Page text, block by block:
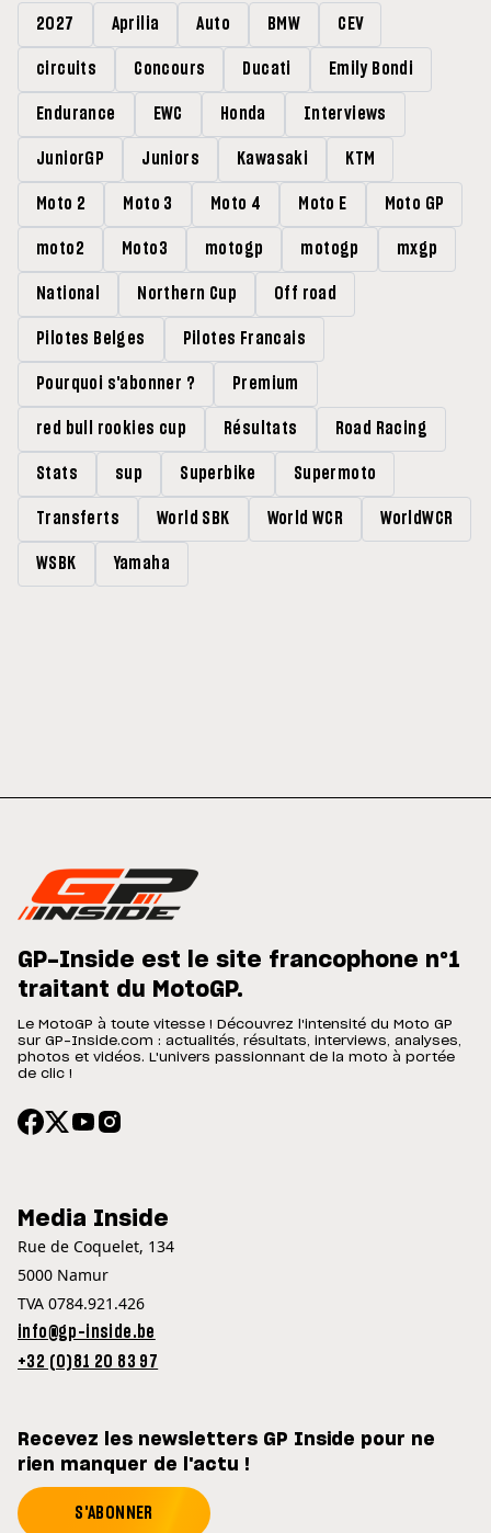
2027 Aprilia Auto BMW CEV
circuits Concours Ducati Emily Bondi
Endurance EWC Honda Interviews
JuniorGP Juniors Kawasaki KTM
Moto 2 Moto 3 Moto 4 Moto E Moto GP
moto2 Moto3 motogp motogp mxgp
National Northern Cup Off road
Pilotes Belges Pilotes Francais
Pourquoi s'abonner ? Premium
red bull rookies cup Résultats Road Racing
Stats sup Superbike Supermoto
Transferts World SBK World WCR WorldWCR
WSBK Yamaha
GP-Inside est le site francophone n°1
traitant du MotoGP.
Le MotoGP à toute vitesse ! Découvrez l'intensité du Moto GP
sur GP-Inside.com : actualités, résultats, interviews, analyses,
photos et vidéos. L'univers passionnant de la moto à portée
de clic !
Media Inside
Rue de Coquelet, 134
5000 Namur
TVA 0784.921.426
info@gp-inside.be
+32 (0)81 20 83 97
Recevez les newsletters GP Inside pour ne
rien manquer de l'actu !
S'ABONNER